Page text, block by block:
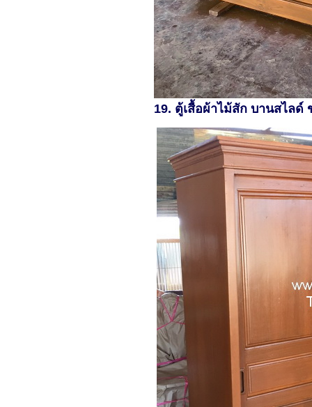
19. ตู้เสื้อผ้าไม้สัก บานสไลด์